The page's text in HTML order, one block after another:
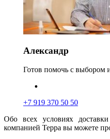
Александр
Готов помочь с выбором
+7 919 370 50 50
Обо всех условиях
компанией Терра вы можете